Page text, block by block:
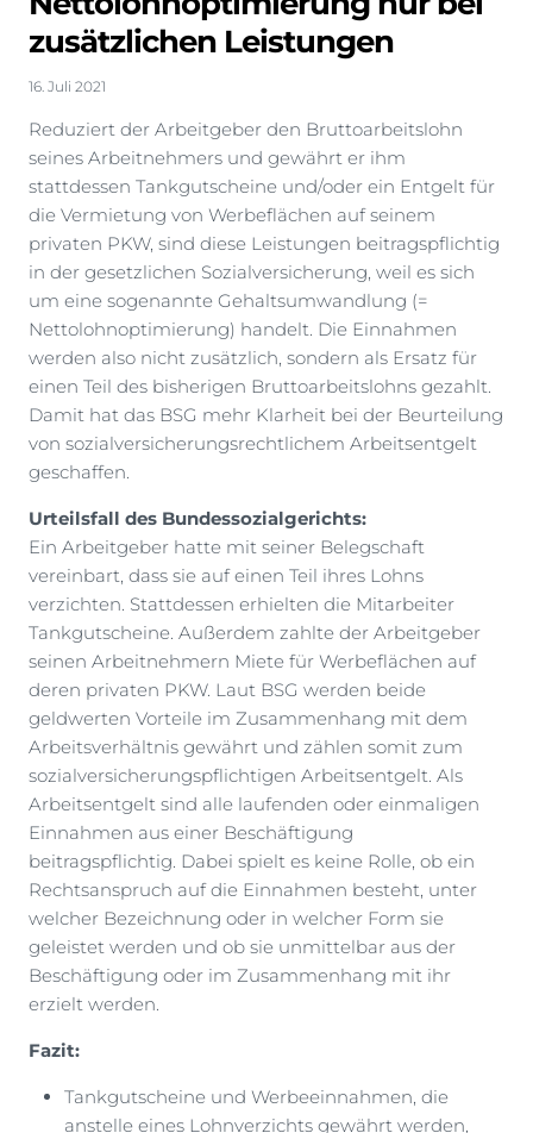
zusätzlichen Leistungen
16. Juli 2021
Reduziert der Arbeitgeber den Bruttoarbeitslohn
seines Arbeitnehmers und gewährt er ihm
stattdessen Tankgutscheine und/oder ein Entgelt für
die Vermietung von Werbeflächen auf seinem
privaten PKW, sind diese Leistungen beitragspflichtig
in der gesetzlichen Sozialversicherung, weil es sich
um eine sogenannte Gehaltsumwandlung (=
Nettolohnoptimierung) handelt. Die Einnahmen
werden also nicht zusätzlich, sondern als Ersatz für
einen Teil des bisherigen Bruttoarbeitslohns gezahlt.
Damit hat das BSG mehr Klarheit bei der Beurteilung
von sozialversicherungsrechtlichem Arbeitsentgelt
geschaffen.
Urteilsfall des Bundessozialgerichts:
Ein Arbeitgeber hatte mit seiner Belegschaft
vereinbart, dass sie auf einen Teil ihres Lohns
verzichten. Stattdessen erhielten die Mitarbeiter
Tankgutscheine. Außerdem zahlte der Arbeitgeber
seinen Arbeitnehmern Miete für Werbeflächen auf
deren privaten PKW. Laut BSG werden beide
geldwerten Vorteile im Zusammenhang mit dem
Arbeitsverhältnis gewährt und zählen somit zum
sozialversicherungspflichtigen Arbeitsentgelt. Als
Arbeitsentgelt sind alle laufenden oder einmaligen
Einnahmen aus einer Beschäftigung
beitragspflichtig. Dabei spielt es keine Rolle, ob ein
Rechtsanspruch auf die Einnahmen besteht, unter
welcher Bezeichnung oder in welcher Form sie
geleistet werden und ob sie unmittelbar aus der
Beschäftigung oder im Zusammenhang mit ihr
erzielt werden.
Fazit:
Tankgutscheine und Werbeeinnahmen, die
anstelle eines Lohnverzichts gewährt werden,